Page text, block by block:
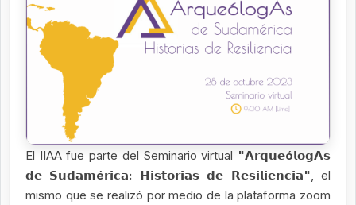
El IIAA fue parte del Seminario virtual "𝗔𝗿𝗾𝘂𝗲ó𝗹𝗼𝗴𝗔𝘀
𝗱𝗲 𝗦𝘂𝗱𝗮𝗺é𝗿𝗶𝗰𝗮: 𝗛𝗶𝘀𝘁𝗼𝗿𝗶𝗮𝘀 𝗱𝗲 𝗥𝗲𝘀𝗶𝗹𝗶𝗲𝗻𝗰𝗶𝗮" , el
mismo que se realizó por medio de la plataforma zoom